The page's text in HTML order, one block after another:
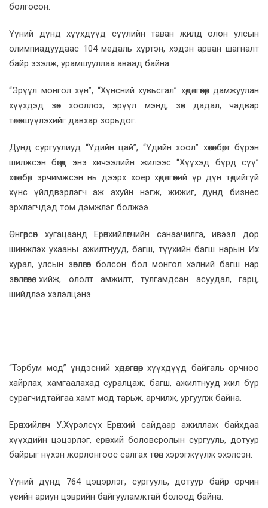
болгосон.
Үүний дүнд хүүхдүүд сүүлийн таван жилд олон улсын
олимпиадуудаас 104 медаль хүртэн, хэдэн арван шагналт
байр эзэлж, урамшууллаа аваад байна.
“Эрүүл монгол хүн”, “Хүнсний хувьсгал” хөдөлгөөнөөр дамжуулан
хүүхдэд зөв хооллох, эрүүл мэнд, зөв дадал, чадвар
төлөвшүүлэхийг давхар зорьдог.
Дунд сургуулиуд “Үдийн цай”, “Үдийн хоол” хөтөлбөрт бүрэн
шилжсэн бөгөөд энэ хичээлийн жилээс “Хүүхэд бүрд сүү”
хөтөлбөр эрчимжсэн нь дээрх хоёр хөдөлгөөний үр дүн төдийгүй
хүнс үйлдвэрлэгч аж ахуйн нэгж, жижиг, дунд бизнес
эрхлэгчдэд том дэмжлэг болжээ.
Өнгөрсөн хугацаанд Ерөнхийлөгчийн санаачилга, ивээл дор
шинжлэх ухааны ажилтнууд, багш, түүхийн багш нарын Их
хурал, улсын зөвлөгөөн болсон бол монгол хэлний багш нар
зөвлөгөөнөө хийж, ололт амжилт, тулгамдсан асуудал, гарц,
шийдлээ хэлэлцэнэ.
“Тэрбум мод” үндэсний хөдөлгөөнөөр хүүхдүүд байгаль орчноо
хайрлах, хамгаалахад суралцаж, багш, ажилтнууд жил бүр
сурагчидтайгаа хамт мод тарьж, арчилж, ургуулж байна.
Ерөнхийлөгч У.Хүрэлсүх Ерөнхий сайдаар ажиллаж байхдаа
хүүхдийн цэцэрлэг, ерөнхий боловсролын сургууль, дотуур
байрыг нүхэн жорлонгоос салгах төсөл хэрэгжүүлж эхэлсэн.
Үүний дүнд 764 цэцэрлэг, сургууль, дотуур байр орчин
үеийн ариун цэврийн байгууламжтай болоод байна.